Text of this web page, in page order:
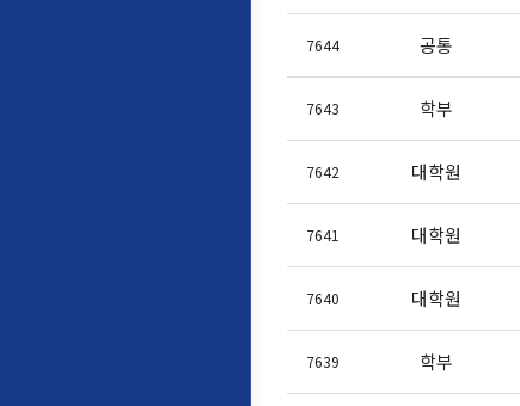
7644 공통
7643 학부
7642 대학원
7641 대학원
7640 대학원
7639 학부